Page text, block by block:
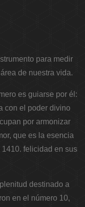
para medir
de nuestra vida.
es guiarse por él:
con el poder divino
por armonizar
que es la esencia
felicidad en sus
destinado a
en el número 10,